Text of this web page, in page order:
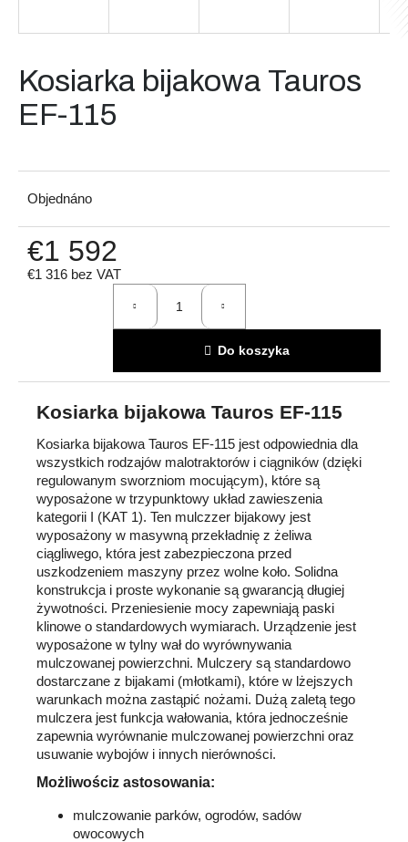
Kosiarka bijakowa Tauros
EF-115
Objednáno
€1 592
€1 316 bez VAT
Do koszyka
Kosiarka bijakowa Tauros EF-115
Kosiarka bijakowa Tauros EF-115 jest odpowiednia dla
wszystkich rodzajów malotraktorów i ciągników (dzięki
regulowanym sworzniom mocującym), które są
wyposażone w trzypunktowy układ zawieszenia
kategorii I (KAT 1). Ten mulczzer bijakowy jest
wyposażony w masywną przekładnię z żeliwa
ciągliwego, która jest zabezpieczona przed
uszkodzeniem maszyny przez wolne koło. Solidna
konstrukcja i proste wykonanie są gwarancją długiej
żywotności. Przeniesienie mocy zapewniają paski
klinowe o standardowych wymiarach. Urządzenie jest
wyposażone w tylny wał do wyrównywania
mulczowanej powierzchni. Mulczery są standardowo
dostarczane z bijakami (młotkami), które w lżejszych
warunkach można zastąpić nożami. Dużą zaletą tego
mulczera jest funkcja wałowania, która jednocześnie
zapewnia wyrównanie mulczowanej powierzchni oraz
usuwanie wybojów i innych nierówności.
Możliwościz astosowania:
mulczowanie parków, ogrodów, sadów
owocowych
Szukaj
o
c
a
m